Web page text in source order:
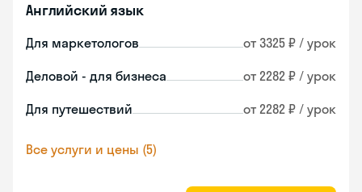
Английский язык
Для маркетологов от 3325 ₽ / урок
Деловой - для бизнеса от 2282 ₽ / урок
Для путешествий от 2282 ₽ / урок
Все услуги и цены (5)